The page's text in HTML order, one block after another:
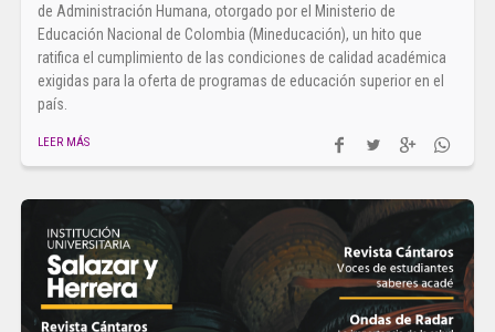
de Administración Humana, otorgado por el Ministerio de
Educación Nacional de Colombia (Mineducación), un hito que
ratifica el cumplimiento de las condiciones de calidad académica
exigidas para la oferta de programas de educación superior en el
país.
LEER MÁS